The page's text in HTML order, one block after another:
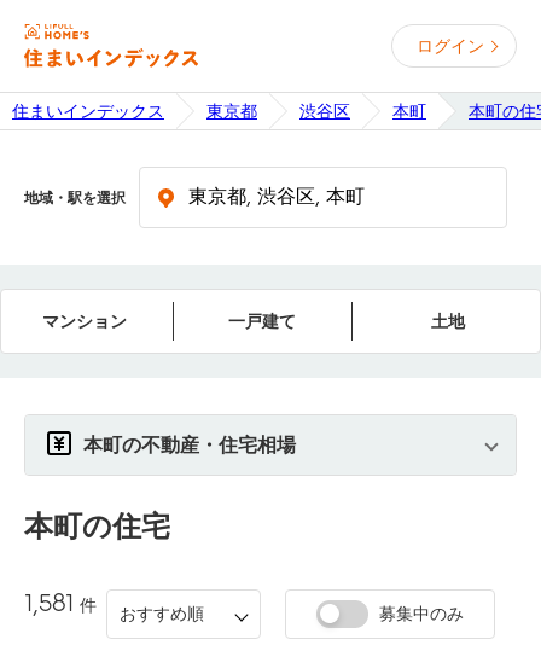
ログイン
住まいインデックス 東京都 渋谷区 本町 本町の住
地域・駅を選択
マンション 一戸建て 土地
本町の不動産・住宅相場
本町の住宅
1,581 件 おすすめ順 募集中のみ